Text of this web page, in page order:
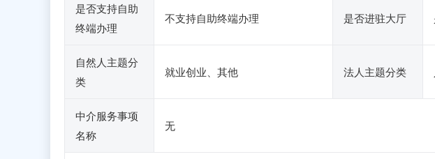
是否支持自助
终端办理
不支持自助终端办理 是否进驻大厅
自然人主题分
类
就业创业、其他 法人主题分类
中介服务事项
名称
无